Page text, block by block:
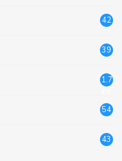
42
39
1.7
54
43